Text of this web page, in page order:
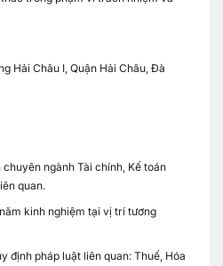
Hải Châu I, Quận Hải Châu, Đà
ngành Tài chính, Kế toán
quan.
kinh nghiệm tại vị trí tương
định pháp luật liên quan: Thuế, Hóa